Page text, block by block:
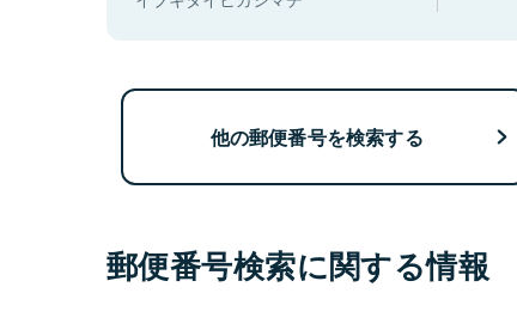
他の郵便番号を検索する
郵便番号検索に関する情報